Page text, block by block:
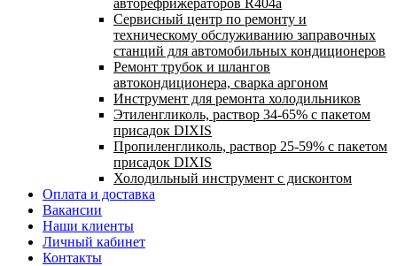
авторефрижераторов R404a
Сервисный центр по ремонту и
техническому обслуживанию заправочных
станций для автомобильных кондиционеров
Ремонт трубок и шлангов
автокондиционера, сварка аргоном
Инструмент для ремонта холодильников
Этиленгликоль, раствор 34-65% с пакетом
присадок DIXIS
Пропиленгликоль, раствор 25-59% с пакетом
присадок DIXIS
Холодильный инструмент с дисконтом
Оплата и доставка
Вакансии
Наши клиенты
Личный кабинет
Контакты